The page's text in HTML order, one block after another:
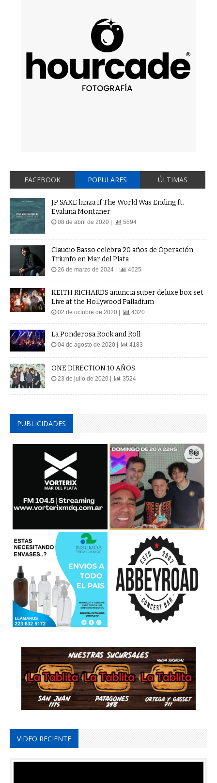
FACEBOOK POPULARES ÚLTIMAS
JP SAXE lanza If The World Was Ending ft.
Evaluna Montaner
08 de abril de 2020 | 5594
Claudio Basso celebra 20 años de Operación
Triunfo en Mar del Plata
26 de marzo de 2024 | 4625
KEITH RICHARDS anuncia super deluxe box set
Live at the Hollywood Palladium
02 de octubre de 2020 | 4320
La Ponderosa Rock and Roll
04 de agosto de 2020 | 4183
ONE DIRECTION 10 AÑOS
23 de julio de 2020 | 3524
PUBLICIDADES
VIDEO RECIENTE